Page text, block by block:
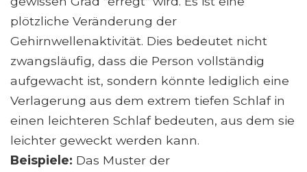
plötzliche Veränderung der
Gehirnwellenaktivität. Dies bedeutet nicht
zwangsläufig, dass die Person vollständig
aufgewacht ist, sondern könnte lediglich eine
Verlagerung aus dem extrem tiefen Schlaf in
einen leichteren Schlaf bedeuten, aus dem sie
leichter geweckt werden kann.
Beispiele: Das Muster der